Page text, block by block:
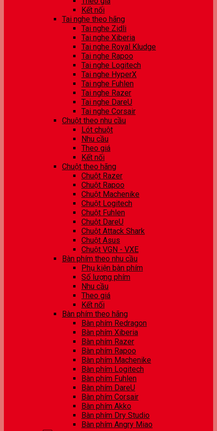
Kết nối
Tai nghe theo hãng
Tai nghe Zidli
Tai nghe Xiberia
Tai nghe Royal Kludge
Tai nghe Rapoo
Tai nghe Logitech
Tai nghe HyperX
Tai nghe Fuhlen
Tai nghe Razer
Tai nghe DareU
Tai nghe Corsair
Chuột theo nhu cầu
Lót chuột
Nhu cầu
Theo giá
Kết nối
Chuột theo hãng
Chuột Razer
Chuột Rapoo
Chuột Machenike
Chuột Logitech
Chuột Fuhlen
Chuột DareU
Chuột Attack Shark
Chuột Asus
Chuột VGN - VXE
Bàn phím theo nhu cầu
Phụ kiện bàn phím
Số lượng phím
Nhu cầu
Theo giá
Kết nối
Bàn phím theo hãng
Bàn phím Redragon
Bàn phím Xiberia
Bàn phím Razer
Bàn phím Rapoo
Bàn phím Machenike
Bàn phím Logitech
Bàn phím Fuhlen
Bàn phím DareU
Bàn phím Corsair
Bàn phím Akko
Bàn phím Dry Studio
Bàn phím Angry Miao